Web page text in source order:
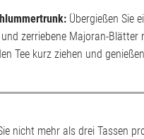
Übergießen Sie
zerriebene Majoran-Blätter
Tee kurz ziehen und
nicht mehr als drei Tassen